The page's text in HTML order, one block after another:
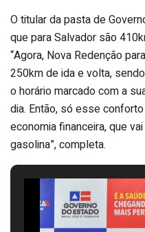
O titular da pasta de
que para Salvador são
“Agora, Nova Redenção
250km de ida e volta,
o horário marcado com a
dia. Então, só esse
economia financeira, que
gasolina”, completa.